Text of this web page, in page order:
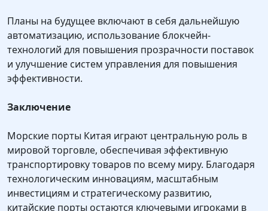
Планы на будущее включают в себя дальнейшую
автоматизацию, использование блокчейн-
технологий для повышения прозрачности поставок
и улучшение систем управления для повышения
эффективности.
Заключение
Морские порты Китая играют центральную роль в
мировой торговле, обеспечивая эффективную
транспортировку товаров по всему миру. Благодаря
технологическим инновациям, масштабным
инвестициям и стратегическому развитию,
китайские порты остаются ключевыми игроками в